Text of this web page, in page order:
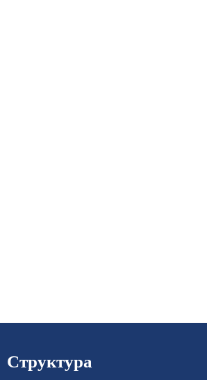
Структура